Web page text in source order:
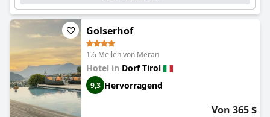
Golserhof
1.6 Meilen von Meran
Hotel in Dorf Tirol
9,3 Hervorragend
Von 365 $